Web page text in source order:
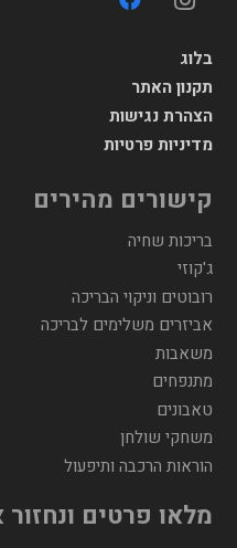
בלוג
תקנון האתר
הצהרת נגישות
מדיניות פרטיות
קישורים מהירים
בריכות שחיה
ג'קוזי
רובוטים וניקוי הבריכה
אביזרים משלימים לבריכה
משאבות
מתנפחים
טאבונים
משחקי שולחן
הוראות הרכבה ותיפעול
מלאו פרטים